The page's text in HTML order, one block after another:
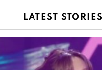
LATEST STORIES